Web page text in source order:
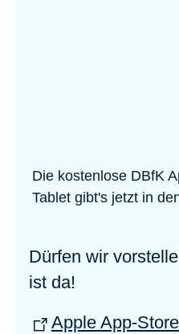
Die kostenlose DBfK
Tablet gibt's jetzt in
Dürfen wir
ist da!
Apple App-Store